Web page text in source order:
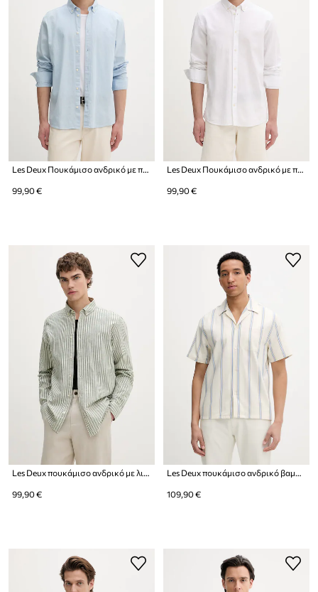
99,90 € 99,90 €
Les Deux πουκάμισο ανδρικό με λινό
99,90 €
Les Deux πουκάμισο ανδρικό βαμβακερό Lawson
109,90 €